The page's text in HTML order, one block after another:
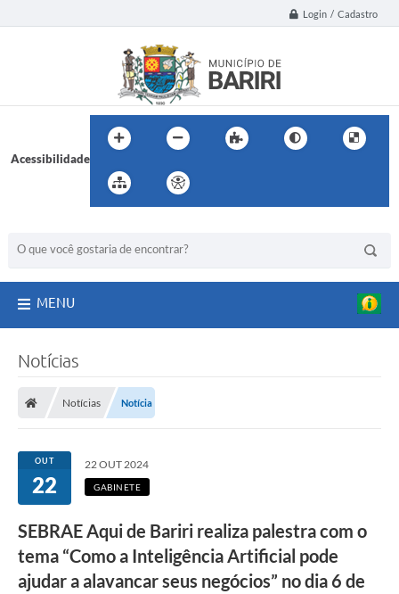
Login / Cadastro
Acessibilidade
MENU
Notícias
Notícias Notícia
OUT
22
22 OUT 2024
GABINETE
SEBRAE Aqui de Bariri realiza palestra com o
tema “Como a Inteligência Artificial pode
ajudar a alavancar seus negócios” no dia 6 de